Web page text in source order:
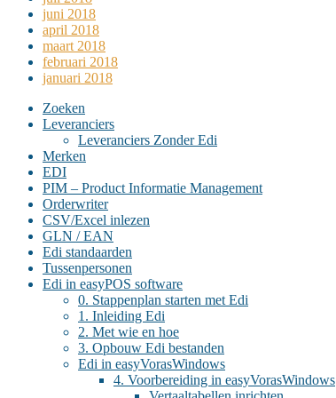
juni 2018
april 2018
maart 2018
februari 2018
januari 2018
Zoeken
Leveranciers
Leveranciers Zonder Edi
Merken
EDI
PIM – Product Informatie Management
Orderwriter
CSV/Excel inlezen
GLN / EAN
Edi standaarden
Tussenpersonen
Edi in easyPOS software
0. Stappenplan starten met Edi
1. Inleiding Edi
2. Met wie en hoe
3. Opbouw Edi bestanden
Edi in easyVorasWindows
4. Voorbereiding in easyVorasWindows